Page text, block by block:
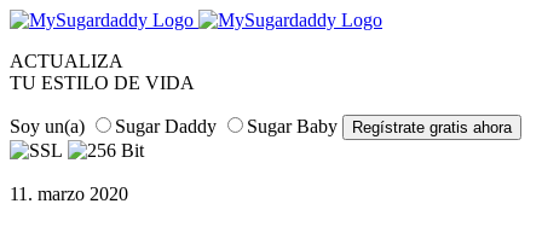
ACTUALIZA
TU ESTILO DE VIDA
Soy un(a) Sugar Daddy Sugar Baby
11. marzo 2020